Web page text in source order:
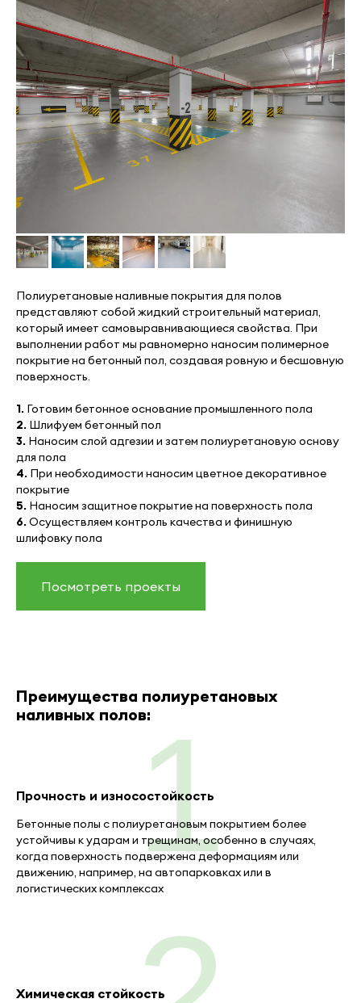
Полиуретановые наливные покрытия для полов
представляют собой жидкий строительный материал,
который имеет самовыравнивающиеся свойства. При
выполнении работ мы равномерно наносим полимерное
покрытие на бетонный пол, создавая ровную и бесшовную
поверхность.
1. Готовим бетонное основание промышленного пола
2. Шлифуем бетонный пол
3. Наносим слой адгезии и затем полиуретановую основу
для пола
4. При необходимости наносим цветное декоративное
покрытие
5. Наносим защитное покрытие на поверхность пола
6.Осуществляем контроль качества и финишную
шлифовку пола
Посмотреть проекты
Преимущества полиуретановых
наливных полов:
Прочность и износостойкость
Бетонные полы с полиуретановым покрытием более
устойчивы к ударам и трещинам, особенно в случаях,
когда поверхность подвержена деформациям или
движению, например, на автопарковках или в
логистических комплексах
1
Химическая стойкость